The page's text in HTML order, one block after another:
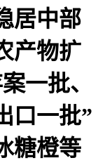
居中部
产物扩
一批、
口一批”
糖橙等